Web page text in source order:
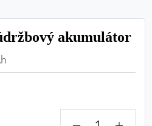
akumulátor
na správne fungovanie
COOKIES